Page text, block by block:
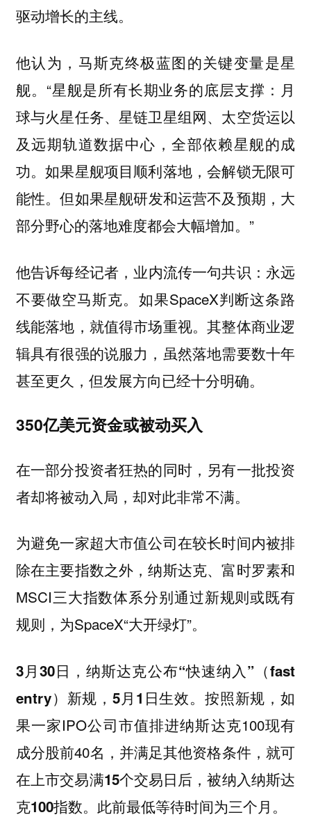
驱动增长的主线。
他认为， 马斯克终极蓝图的关键变量是星
舰。 “星舰是所有长期业务的底层支撑：月
球与火星任务、星链卫星组网、太空货运以
及远期轨道数据中心，全部依赖星舰的成
功。如果星舰项目顺利落地，会解锁无限可
能性。但如果星舰研发和运营不及预期，大
部分野心的落地难度都会大幅增加。 ”
他告诉每经记者， 业内流传一句共识：永远
不要做空马斯克。 如果SpaceX判断这条路
线能落地，就值得市场重视。其整体商业逻
辑具有很强的说服力， 虽然落地需要数十年
甚至更久，但发展方向已经十分明确。
350亿美元资金或被动买入
在一部分投资者狂热的同时，另有一批投资
者却将被动入局，却对此非常不满。
为避免一家超大市值公司在较长时间内被排
除在主要指数之外，纳斯达克、富时罗素和
MSCI三大指数体系分别通过新规则或既有
规则，为SpaceX“大开绿灯”。
3月30日，纳斯达克公布“快速纳入”（fast
entry）新规，5月1日生效。 按照新规，如
果一家IPO公司市值排进纳斯达克100现有
成分股前40名，并满足其他资格条件， 就可
在上市交易满15个交易日后，被纳入纳斯达
克100指数。 此前最低等待时间为三个月。